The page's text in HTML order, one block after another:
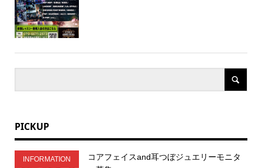
PICKUP
INFORMATION
コアフェイスand耳つぼジュエリーモニタ